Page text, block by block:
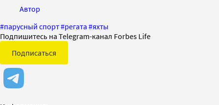
Автор
#парусный спорт#регата #яхты
Подпишитесь на Telegram-канал Forbes Life
Подписаться